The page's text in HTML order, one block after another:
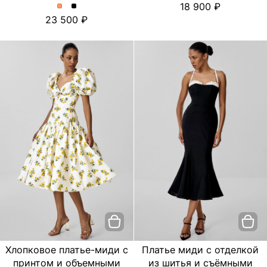
Платье
миди
отделкой
из
шитья
и
съёмными
бретелями.
Цвет
Персиковый
Платье
миди
отделкой
из
шитья
и
съёмными
бретелями.
Цвет
Черный
23 500
платье
принтом.
Цвет
пудровый
платье
принтом.
Цвет
Черный
18 900
Хлопковое платье-миди с
принтом и объемными
Платье миди с отделкой
из шитья и съёмными